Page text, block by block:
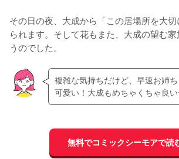
その日の夜、大成から「この居場所を大
られます。そして花もまた、大成の望む
うのでした。
複雑な気持ちだけど、早速お姉
可愛い！大成もめちゃくちゃ良い
無料でコミックシーモアで読